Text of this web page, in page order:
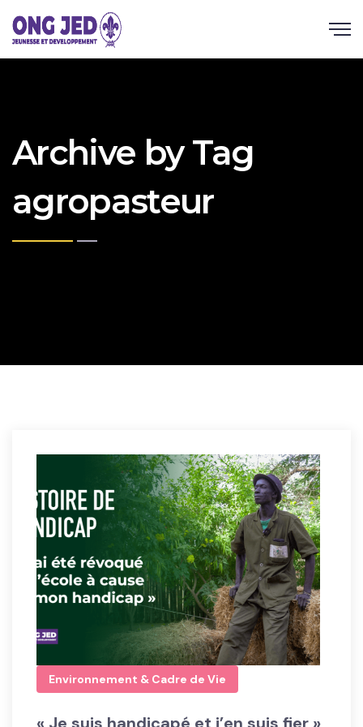
Archive by Tag
agropasteur
Environnement & Cadre de Vie